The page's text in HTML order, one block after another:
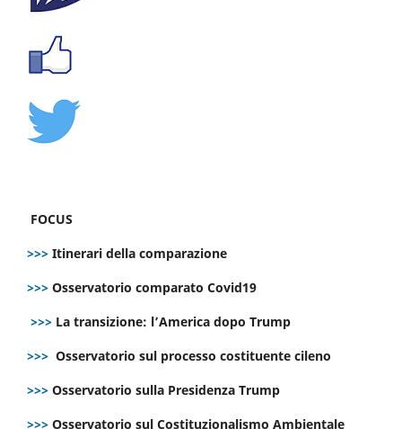
FOCUS
>>> Itinerari della comparazione
>>> Osservatorio comparato Covid19
>>> La transizione: l’America dopo Trump
>>> Osservatorio sul processo costituente cileno
>>> Osservatorio sulla Presidenza Trump
>>> Osservatorio sul Costituzionalismo Ambientale